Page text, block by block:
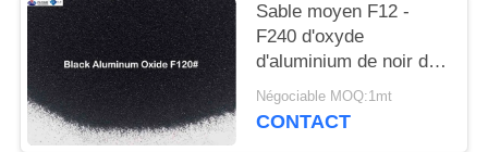
POLITIQUE
DE
CONFIDENTIALITÉ
Sable moyen F12 -
F240 d'oxyde
d'aluminium de noir de
dureté pour le polonais
de l'acier inoxydable
Négociable MOQ:1mt
CONTACT